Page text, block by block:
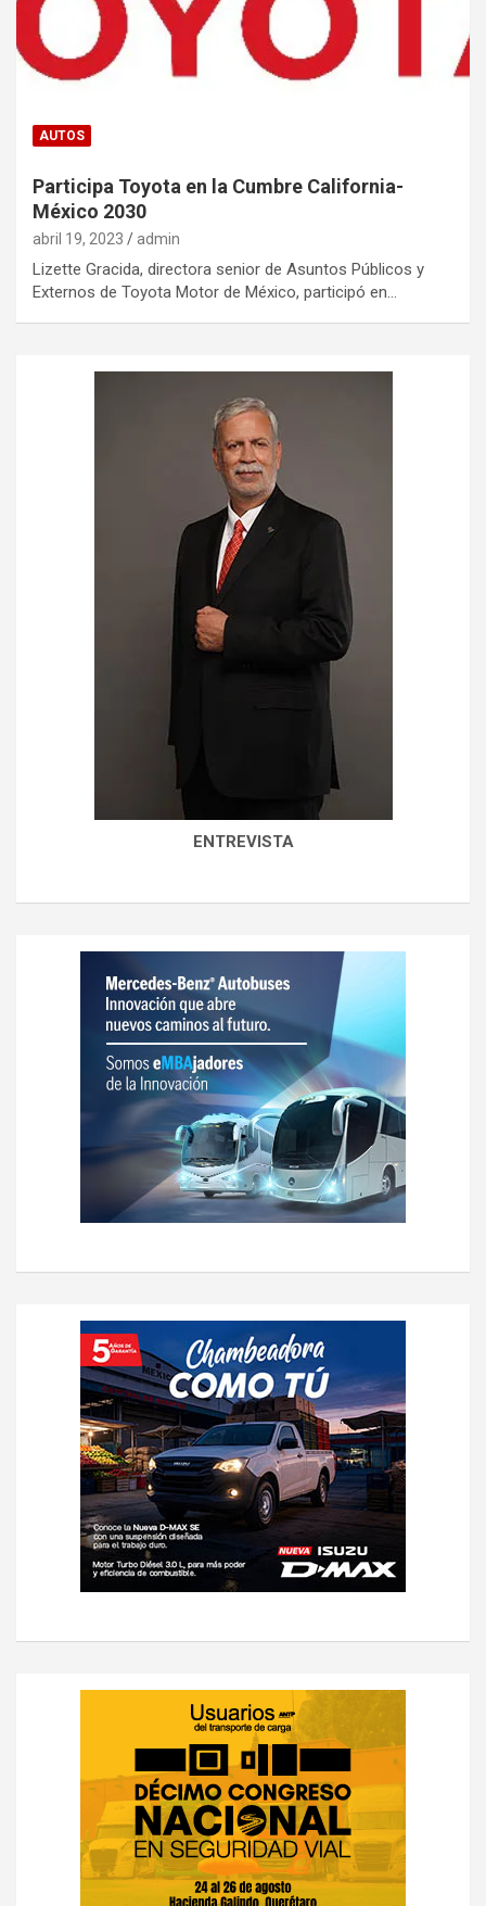
AUTOS
Participa Toyota en la Cumbre California-
México 2030
abril 19, 2023 admin
Lizette Gracida, directora senior de Asuntos Públicos y
Externos de Toyota Motor de México, participó en…
ENTREVISTA